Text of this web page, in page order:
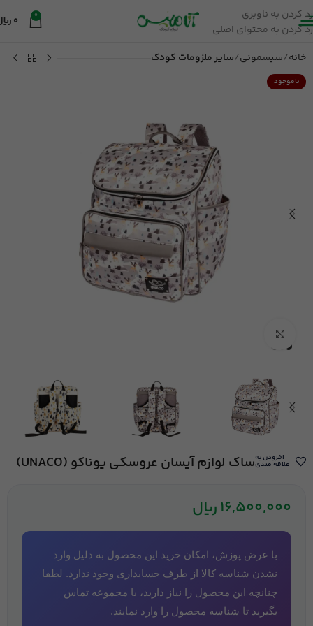
رد کردن به ناوبری
رد کردن به محتوای اصلی
0
0
خانه سیسمونی سایر ملزومات کودک
ناموجود
افزودن به
علاقه مندیساک لوازم آیسان عروسکی یوناکو (UNACO)
16,500,000ریال
با عرض پوزش، امکان خرید این محصول به دلیل وارد
نشدن شناسه کالا از طرف حسابداری وجود ندارد. لطفا
چنانچه این محصول را نیاز دارید، با مجموعه تماس
بگیرید تا شناسه محصول را وارد نمایند.